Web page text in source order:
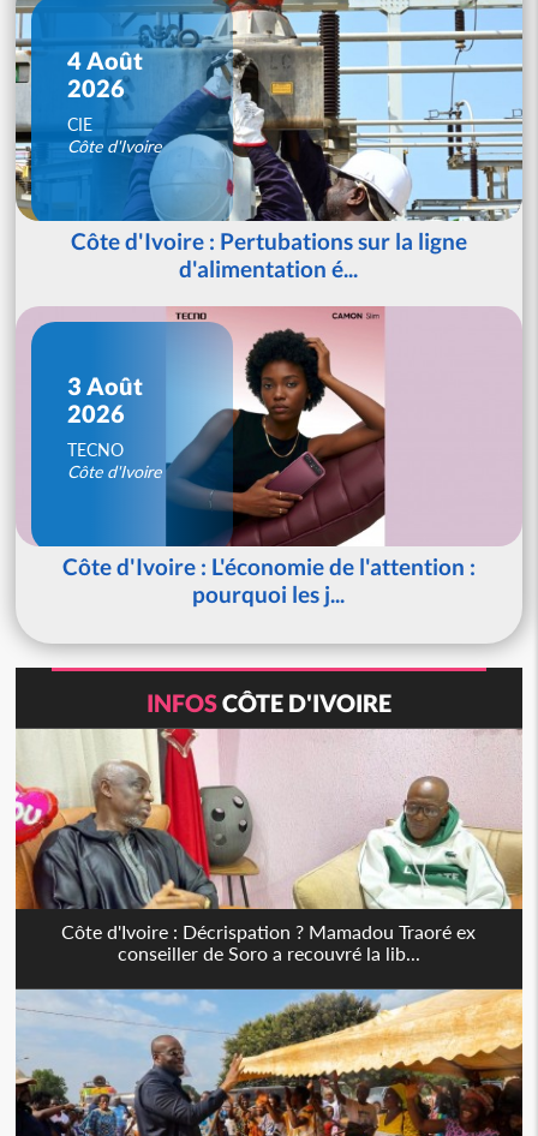
4 Août
2026
CIE
Côte d'Ivoire
Côte d'Ivoire : Pertubations sur la ligne
d'alimentation é...
3 Août
2026
TECNO
Côte d'Ivoire
Côte d'Ivoire : L'économie de l'attention :
pourquoi les j...
INFOSCÔTE D'IVOIRE
Côte d'Ivoire : Décrispation ? Mamadou Traoré ex
conseiller de Soro a recouvré la lib...